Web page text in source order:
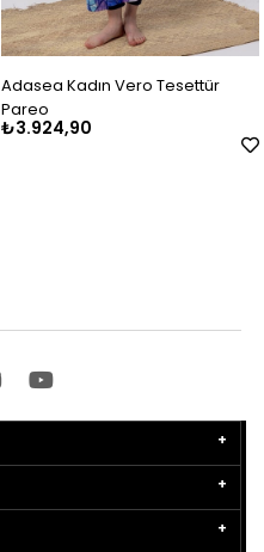
Adasea Kadın Vero Tesettür
Pareo
₺3.924,90